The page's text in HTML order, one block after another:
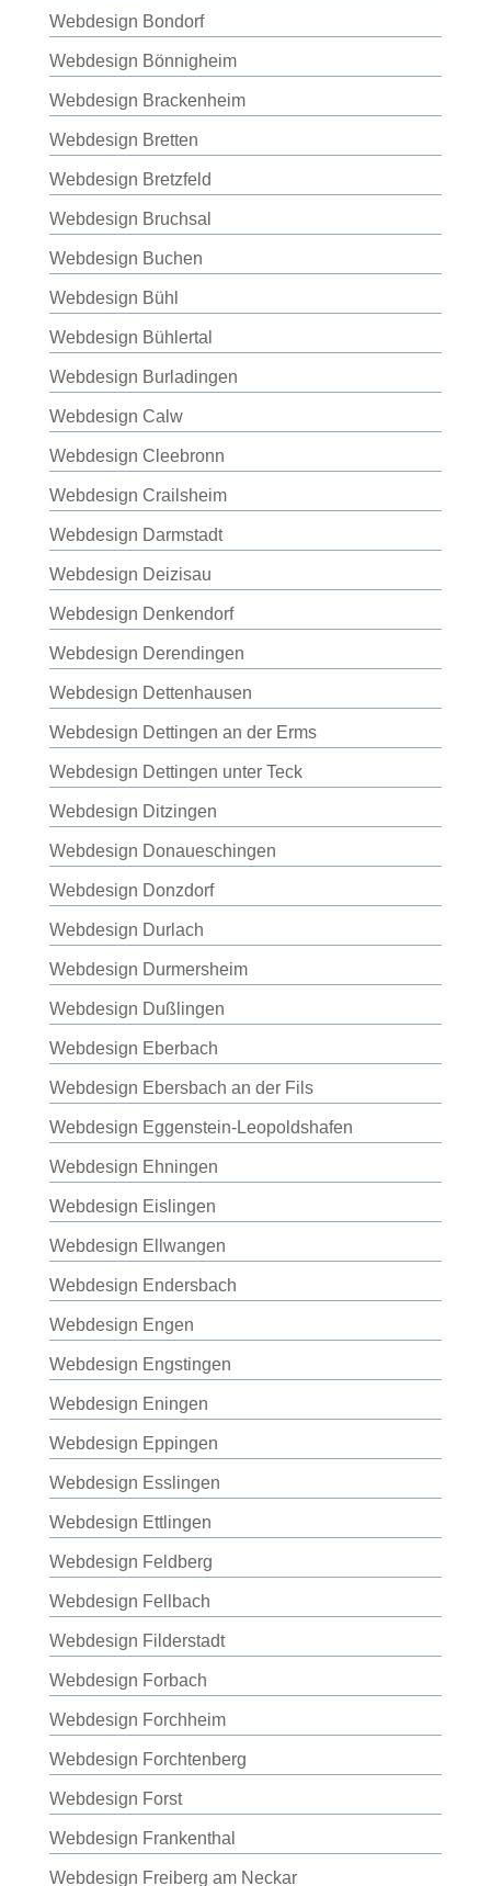
Webdesign Bondorf
Webdesign Bönnigheim
Webdesign Brackenheim
Webdesign Bretten
Webdesign Bretzfeld
Webdesign Bruchsal
Webdesign Buchen
Webdesign Bühl
Webdesign Bühlertal
Webdesign Burladingen
Webdesign Calw
Webdesign Cleebronn
Webdesign Crailsheim
Webdesign Darmstadt
Webdesign Deizisau
Webdesign Denkendorf
Webdesign Derendingen
Webdesign Dettenhausen
Webdesign Dettingen an der Erms
Webdesign Dettingen unter Teck
Webdesign Ditzingen
Webdesign Donaueschingen
Webdesign Donzdorf
Webdesign Durlach
Webdesign Durmersheim
Webdesign Dußlingen
Webdesign Eberbach
Webdesign Ebersbach an der Fils
Webdesign Eggenstein-Leopoldshafen
Webdesign Ehningen
Webdesign Eislingen
Webdesign Ellwangen
Webdesign Endersbach
Webdesign Engen
Webdesign Engstingen
Webdesign Eningen
Webdesign Eppingen
Webdesign Esslingen
Webdesign Ettlingen
Webdesign Feldberg
Webdesign Fellbach
Webdesign Filderstadt
Webdesign Forbach
Webdesign Forchheim
Webdesign Forchtenberg
Webdesign Forst
Webdesign Frankenthal
Webdesign Freiberg am Neckar